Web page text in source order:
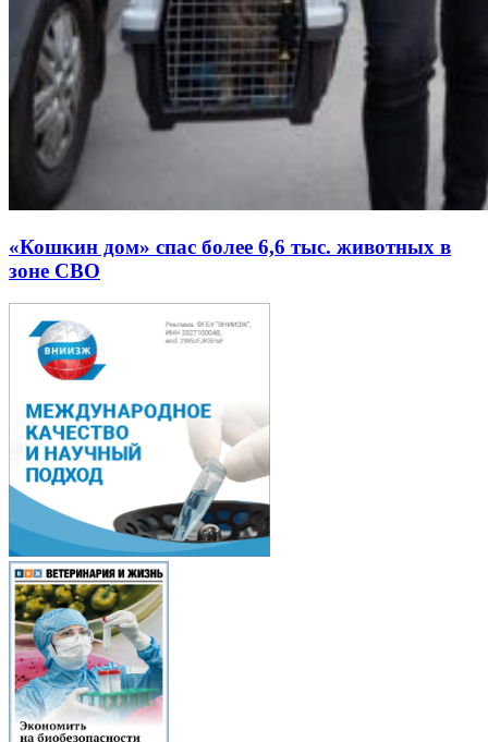
«Кошкин дом» спас более 6,6 тыс. животных в
зоне СВО